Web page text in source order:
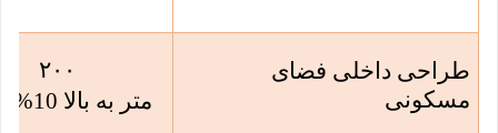
طراحی داخلی فضای
مسکونی
۲۰۰
متر به بالا 10% کسر